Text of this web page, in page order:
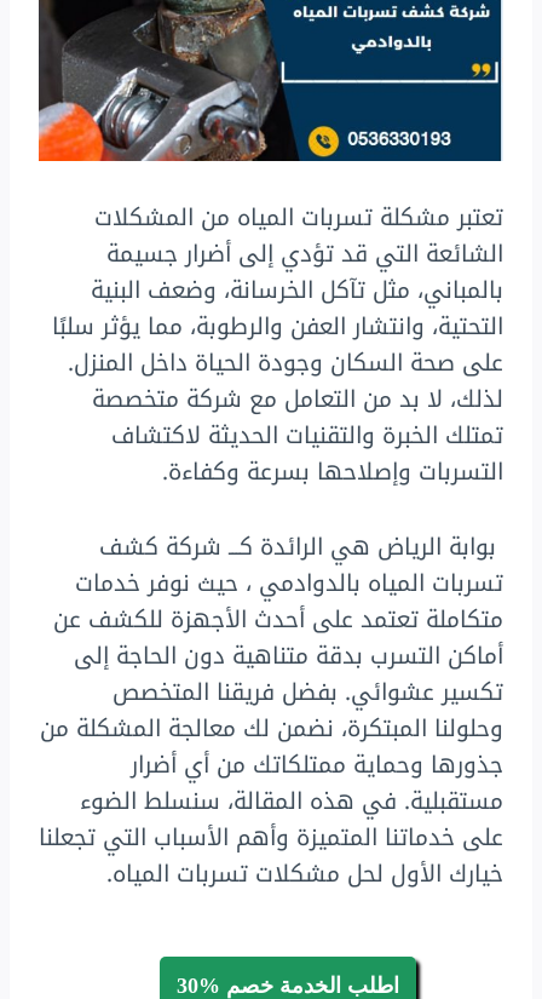
تعتبر مشكلة تسربات المياه من المشكلات
الشائعة التي قد تؤدي إلى أضرار جسيمة
بالمباني، مثل تآكل الخرسانة، وضعف البنية
التحتية، وانتشار العفن والرطوبة، مما يؤثر سلبًا
على صحة السكان وجودة الحياة داخل المنزل.
لذلك، لا بد من التعامل مع شركة متخصصة
تمتلك الخبرة والتقنيات الحديثة لاكتشاف
التسربات وإصلاحها بسرعة وكفاءة.
بوابة الرياض هي الرائدة كـــ شركة كشف
تسربات المياه بالدوادمي ، حيث نوفر خدمات
متكاملة تعتمد على أحدث الأجهزة للكشف عن
أماكن التسرب بدقة متناهية دون الحاجة إلى
تكسير عشوائي. بفضل فريقنا المتخصص
وحلولنا المبتكرة، نضمن لك معالجة المشكلة من
جذورها وحماية ممتلكاتك من أي أضرار
مستقبلية. في هذه المقالة، سنسلط الضوء
على خدماتنا المتميزة وأهم الأسباب التي تجعلنا
خيارك الأول لحل مشكلات تسربات المياه.
اطلب الخدمة خصم %30